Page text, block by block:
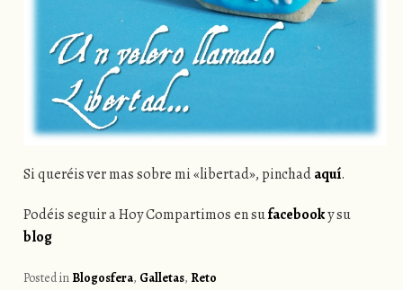
Si queréis ver mas sobre mi «libertad», pinchadaquí.
Podéis seguir a Hoy Compartimos en sufacebooky su
blog
Posted in Blogosfera, Galletas, Reto